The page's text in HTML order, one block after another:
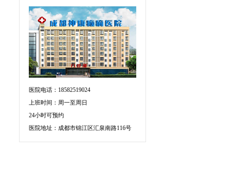
医院电话：18582519024
上班时间：周一至周日
24小时可预约
医院地址：成都市锦江区汇泉南路116号